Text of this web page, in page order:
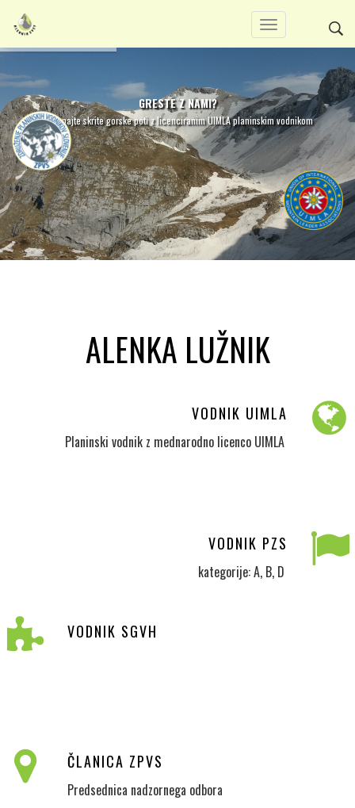
GRESTE Z NAMI?
Spoznajte skrite gorske poti z licenciranim UIMLA planinskim vodnikom
ALENKA LUŽNIK
VODNIK UIMLA
Planinski vodnik z mednarodno licenco UIMLA
VODNIK PZS
kategorije: A, B, D
VODNIK SGVH
ČLANICA ZPVS
Predsednica nadzornega odbora